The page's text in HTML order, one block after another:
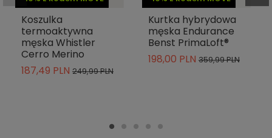
Koszulka
termoaktywna
męska Whistler
Cerro Merino
187,49 PLN 249,99 PLN
Kurtka hybrydowa
męska Endurance
Benst PrimaLoft®
198,00 PLN 359,99 PLN